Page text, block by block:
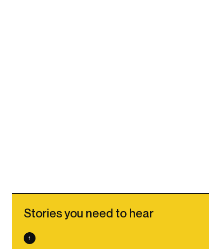
Stories you need to hear
1